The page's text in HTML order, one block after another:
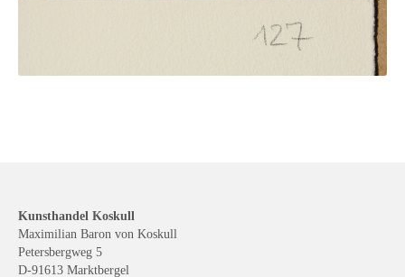
Kunsthandel Koskull
Maximilian Baron von Koskull
Petersbergweg 5
D-91613 Marktbergel